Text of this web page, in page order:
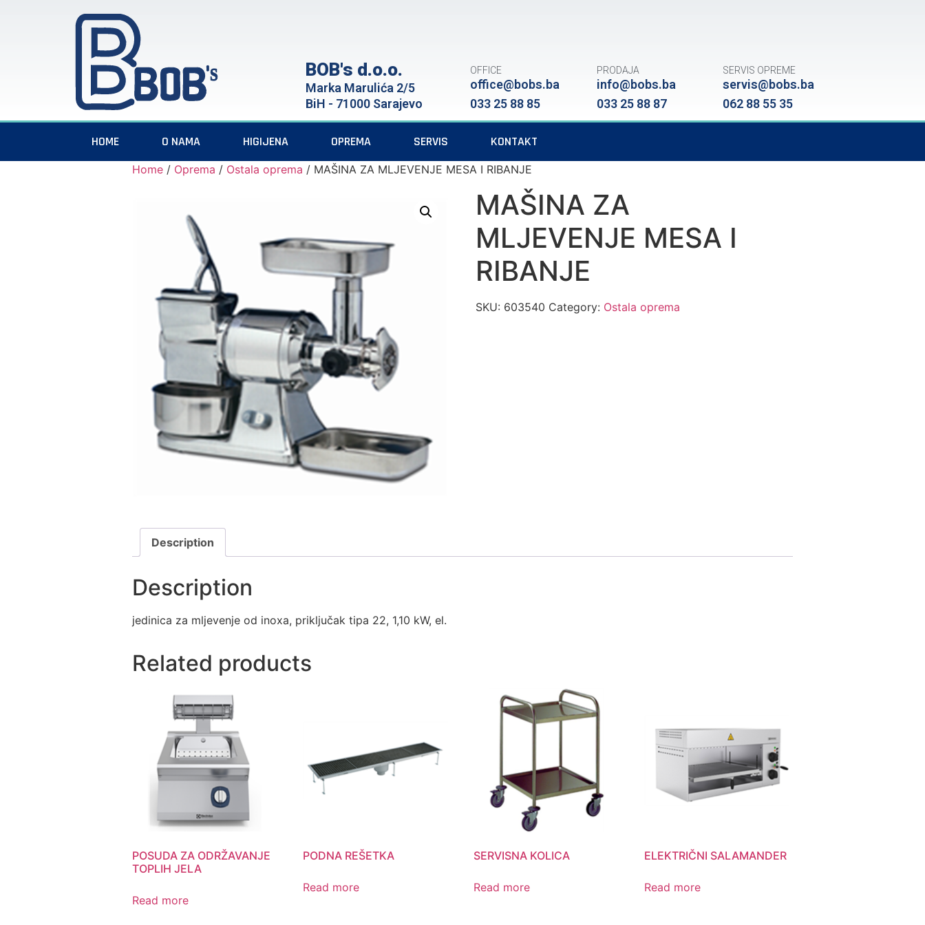
BOB's d.o.o.
Marka Marulića 2/5
BiH - 71000 Sarajevo
OFFICE
office@bobs.ba
033 25 88 85
PRODAJA
info@bobs.ba
033 25 88 87
SERVIS OPREME
servis@bobs.ba
062 88 55 35
HOME O NAMA HIGIJENA OPREMA SERVIS KONTAKT
Home / Oprema / Ostala oprema / MAŠINA ZA MLJEVENJE MESA I RIBANJE
MAŠINA ZA
MLJEVENJE MESA I
RIBANJE
SKU: 603540 Category: Ostala oprema
Description
Description
jedinica za mljevenje od inoxa, priključak tipa 22, 1,10 kW, el.
Related products
POSUDA ZA ODRŽAVANJE
TOPLIH JELA
Read more
PODNA REŠETKA
Read more
SERVISNA KOLICA
Read more
ELEKTRIČNI SALAMANDER
Read more